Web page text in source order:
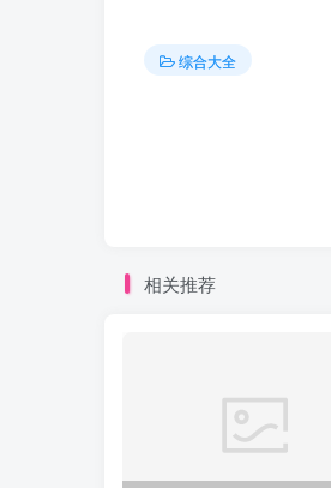
综合大全
相关推荐